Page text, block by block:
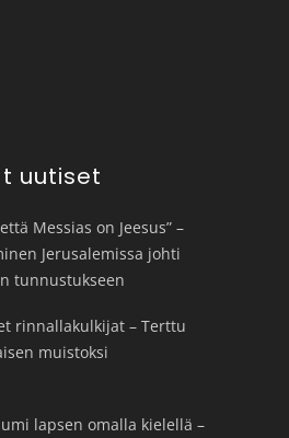
uutiset
Messias on Jeesus” –
Jerusalemissa johti
tunnustukseen
rinnallakulkijat – Terttu
muistoksi
lapsen omalla kielellä –